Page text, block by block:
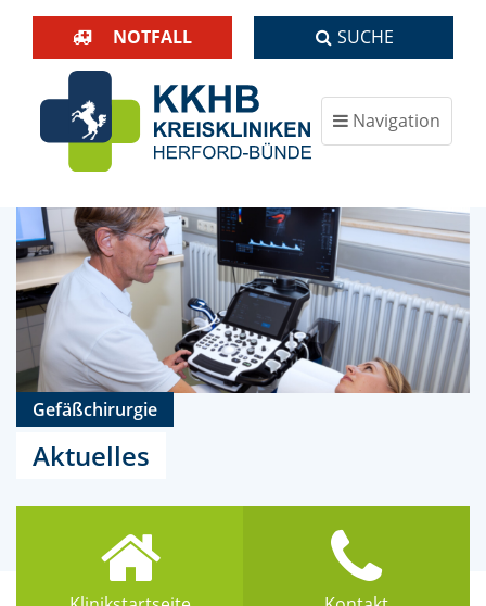
NOTFALL SUCHE
Navigation
ein-/ausblenden
Gefäßchirurgie
Aktuelles